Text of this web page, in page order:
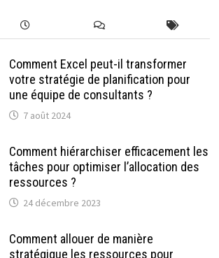
Comment Excel peut-il transformer
votre stratégie de planification pour
une équipe de consultants ?
7 août 2024
Comment hiérarchiser efficacement les
tâches pour optimiser l’allocation des
ressources ?
24 décembre 2023
Comment allouer de manière
stratégique les ressources pour